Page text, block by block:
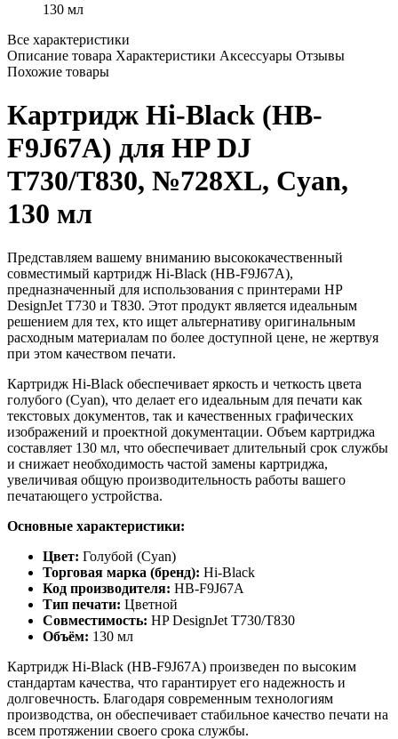
130 мл
Все характеристики
Описание товара Характеристики Аксессуары Отзывы
Похожие товары
Картридж Hi-Black (HB-
F9J67A) для HP DJ
T730/T830, №728XL, Cyan,
130 мл
Представляем вашему вниманию высококачественный
совместимый картридж Hi-Black (HB-F9J67A),
предназначенный для использования с принтерами HP
DesignJet T730 и T830. Этот продукт является идеальным
решением для тех, кто ищет альтернативу оригинальным
расходным материалам по более доступной цене, не жертвуя
при этом качеством печати.
Картридж Hi-Black обеспечивает яркость и четкость цвета
голубого (Cyan), что делает его идеальным для печати как
текстовых документов, так и качественных графических
изображений и проектной документации. Объем картриджа
составляет 130 мл, что обеспечивает длительный срок службы
и снижает необходимость частой замены картриджа,
увеличивая общую производительность работы вашего
печатающего устройства.
Основные характеристики:
Цвет: Голубой (Cyan)
Торговая марка (бренд): Hi-Black
Код производителя: HB-F9J67A
Тип печати: Цветной
Совместимость: HP DesignJet T730/T830
Объём: 130 мл
Картридж Hi-Black (HB-F9J67A) произведен по высоким
стандартам качества, что гарантирует его надежность и
долговечность. Благодаря современным технологиям
производства, он обеспечивает стабильное качество печати на
всем протяжении своего срока службы.